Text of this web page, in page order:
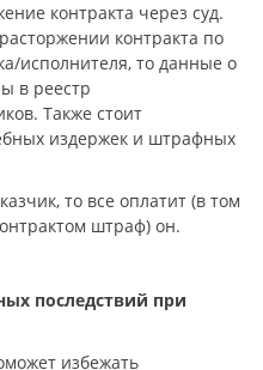
контракта через суд.
контракта по
исполнителя, то данные о
в реестр
Также стоит
издержек и штрафных
то все оплатит (в том
штраф) он.
последствий при
избежать